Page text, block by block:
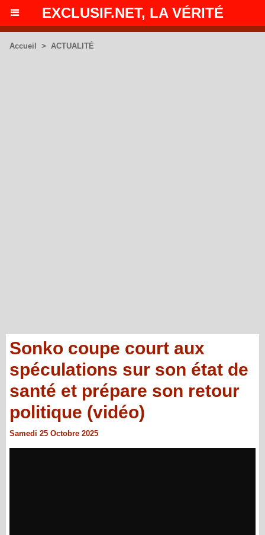
EXCLUSIF.NET, LA VÉRITÉ
Accueil > ACTUALITÉ
Sonko coupe court aux
spéculations sur son état de
santé et prépare son retour
politique (vidéo)
Samedi 25 Octobre 2025